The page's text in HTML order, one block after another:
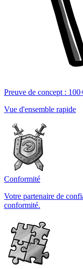
Preuve de concept :
Vue d'ensemble rapide
Conformité
Votre partenaire de
conformité.